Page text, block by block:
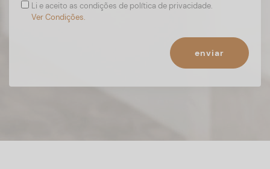
Li e aceito as condições de política de privacidade.
Ver Condições.
enviar